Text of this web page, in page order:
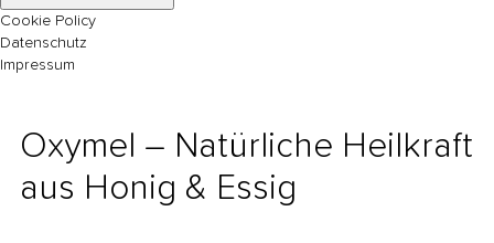
Cookie Policy
Datenschutz
Impressum
Oxymel – Natürliche Heilkraft
aus Honig & Essig